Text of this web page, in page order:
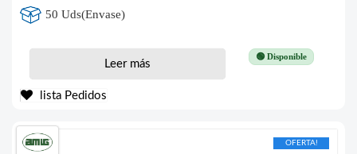
50 Uds(Envase)
🟢 Disponible
Leer más
lista Pedidos
OFERTA!